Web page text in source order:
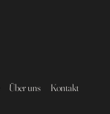
Über uns Kontakt